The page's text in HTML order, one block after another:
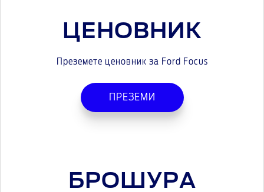
ЦЕНОВНИК
Преземете ценовник за Ford Focus
ПРЕЗЕМИ
БРОШУРА